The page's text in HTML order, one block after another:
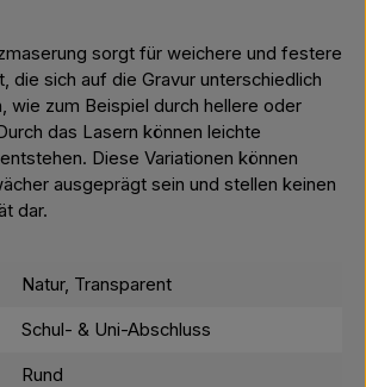
sorgt für weichere und festere
die sich auf die Gravur unterschiedlich
wie zum Beispiel durch hellere oder
das Lasern können leichte
Diese Variationen können
ausgeprägt sein und stellen keinen
dar.
Natur, Transparent
Schul- & Uni-Abschluss
Rund